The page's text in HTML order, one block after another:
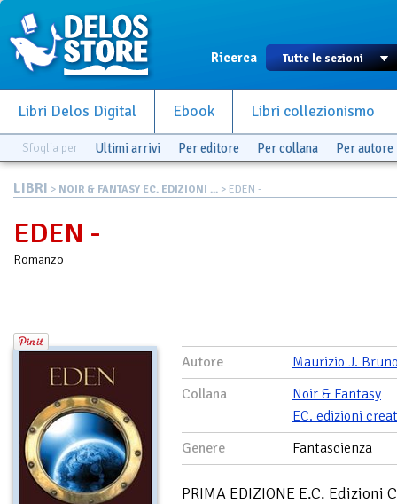
Ricerca
Libri Delos Digital Ebook Libri collezionismo
Sfoglia per Ultimi arrivi Per editore Per collana Per autore
LIBRI > NOIR & FANTASY EC. EDIZIONI ... > EDEN -
EDEN -
Romanzo
Autore
Maurizio J.
Collana
Noir & Fantasy
EC. edizioni
Genere
Fantascienza
PRIMA EDIZIONE E.C. Edizioni